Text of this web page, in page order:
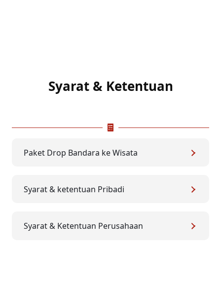
Syarat & Ketentuan
Paket Drop Bandara ke Wisata
Syarat & ketentuan Pribadi
Syarat & Ketentuan Perusahaan